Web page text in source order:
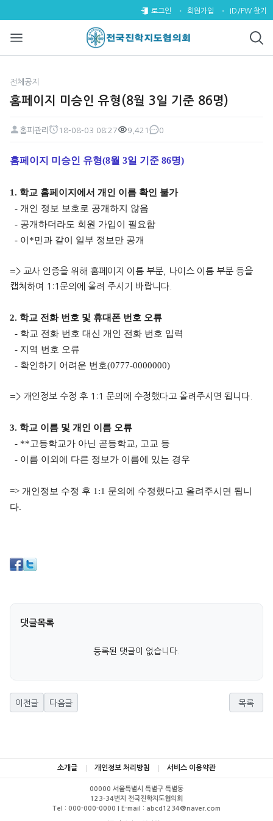
홈페이지 미승인 유형(8월 3일
로그인 회원가입 ID/PW 찾기
전체공지
홈페이지 미승인 유형(8월 3일 기준 86명)
페이지 정보
홈피관리
18-08-03 08:27
9,421
댓글
0
본문
홈페이지 미승인 유형(8월 3일 기준 86명)
1. 학교 홈페이지에서 개인 이름 확인 불가
- 개인 정보 보호로 공개하지 않음
- 공개하더라도 회원 가입이 필요함
- 이*민과 같이 일부 정보만 공개
=> 교사 인증을 위해 홈페이지 이름 부분, 나이스 이름 부분 등을
캡쳐하여 1:1문의에 올려 주시기 바랍니다.
2. 학교 전화 번호 및 휴대폰 번호 오류
- 학교 전화 번호 대신 개인 전화 번호 입력
- 지역 번호 오류
- 확인하기 어려운 번호(0777-0000000)
=> 개인정보 수정 후 1:1 문의에 수정했다고 올려주시면 됩니다.
3. 학교 이름 및 개인 이름 오류
- **고등학교가 아닌 곧등학교, 고교 등
- 이름 이외에 다른 정보가 이름에 있는 경우
​=> 개인정보 수정 후 1:1 문의에 수정했다고 올려주시면 됩니
다.
댓글목록
등록된 댓글이 없습니다.
이전글 다음글 목록
소개글 개인정보 처리방침 서비스 이용약관
00000 서울특별시 특별구 특별동
123-34번지 전국진학지도협의회
Tel : 000-000-0000 | E-mail : abcd1234@naver.com